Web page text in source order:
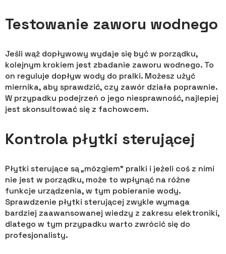
Testowanie zaworu wodnego
Jeśli wąż dopływowy wydaje się być w porządku,
kolejnym krokiem jest zbadanie zaworu wodnego. To
on reguluje dopływ wody do pralki. Możesz użyć
miernika, aby sprawdzić, czy zawór działa poprawnie.
W przypadku podejrzeń o jego niesprawność, najlepiej
jest skonsultować się z fachowcem.
Kontrola płytki sterującej
Płytki sterujące są „mózgiem” pralki i jeżeli coś z nimi
nie jest w porządku, może to wpłynąć na różne
funkcje urządzenia, w tym pobieranie wody.
Sprawdzenie płytki sterującej zwykle wymaga
bardziej zaawansowanej wiedzy z zakresu elektroniki,
dlatego w tym przypadku warto zwrócić się do
profesjonalisty.